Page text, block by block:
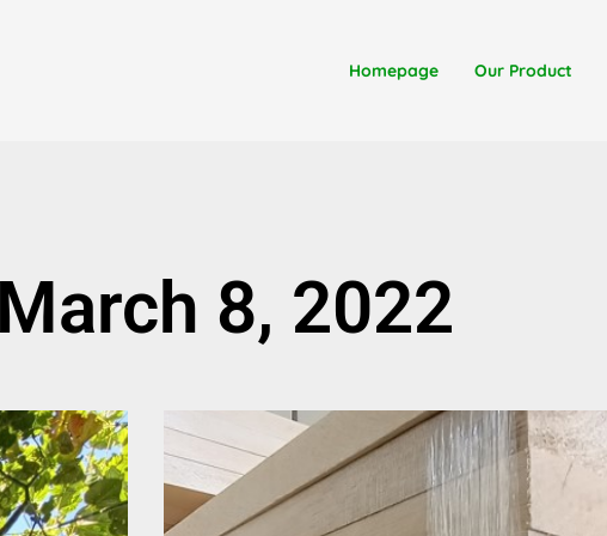
Homepage Our Product
8, 2022